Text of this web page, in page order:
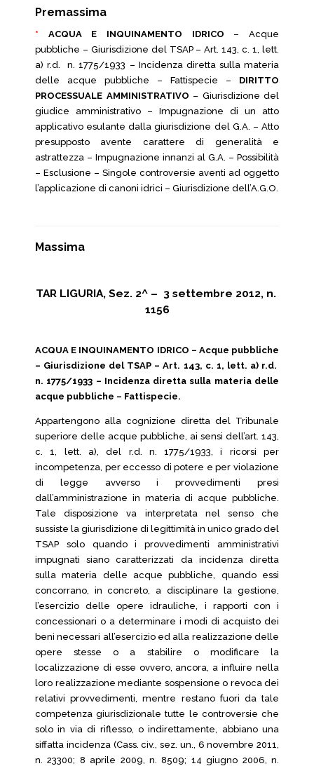
Premassima
* ACQUA E INQUINAMENTO IDRICO – Acque
pubbliche – Giurisdizione del TSAP – Art. 143, c. 1, lett.
a) r.d. n. 1775/1933 – Incidenza diretta sulla materia
delle acque pubbliche – Fattispecie – DIRITTO
PROCESSUALE AMMINISTRATIVO – Giurisdizione del
giudice amministrativo – Impugnazione di un atto
applicativo esulante dalla giurisdizione del G.A. – Atto
presupposto avente carattere di generalità e
astrattezza – Impugnazione innanzi al G.A. – Possibilità
– Esclusione – Singole controversie aventi ad oggetto
l’applicazione di canoni idrici – Giurisdizione dell’A.G.O.
Massima
TAR LIGURIA, Sez. 2^ – 3 settembre 2012, n.
1156
ACQUA E INQUINAMENTO IDRICO – Acque pubbliche
– Giurisdizione del TSAP – Art. 143, c. 1, lett. a) r.d.
n. 1775/1933 – Incidenza diretta sulla materia delle
acque pubbliche – Fattispecie.
Appartengono alla cognizione diretta del Tribunale
superiore delle acque pubbliche, ai sensi dell’art. 143,
c. 1, lett. a), del r.d. n. 1775/1933, i ricorsi per
incompetenza, per eccesso di potere e per violazione
di legge avverso i provvedimenti presi
dall’amministrazione in materia di acque pubbliche.
Tale disposizione va interpretata nel senso che
sussiste la giurisdizione di legittimità in unico grado del
TSAP solo quando i provvedimenti amministrativi
impugnati siano caratterizzati da incidenza diretta
sulla materia delle acque pubbliche, quando essi
concorrano, in concreto, a disciplinare la gestione,
l’esercizio delle opere idrauliche, i rapporti con i
concessionari o a determinare i modi di acquisto dei
beni necessari all’esercizio ed alla realizzazione delle
opere stesse o a stabilire o modificare la
localizzazione di esse ovvero, ancora, a influire nella
loro realizzazione mediante sospensione o revoca dei
relativi provvedimenti, mentre restano fuori da tale
competenza giurisdizionale tutte le controversie che
solo in via di riflesso, o indirettamente, abbiano una
siffatta incidenza (Cass. civ., sez. un., 6 novembre 2011,
n. 23300; 8 aprile 2009, n. 8509; 14 giugno 2006, n.